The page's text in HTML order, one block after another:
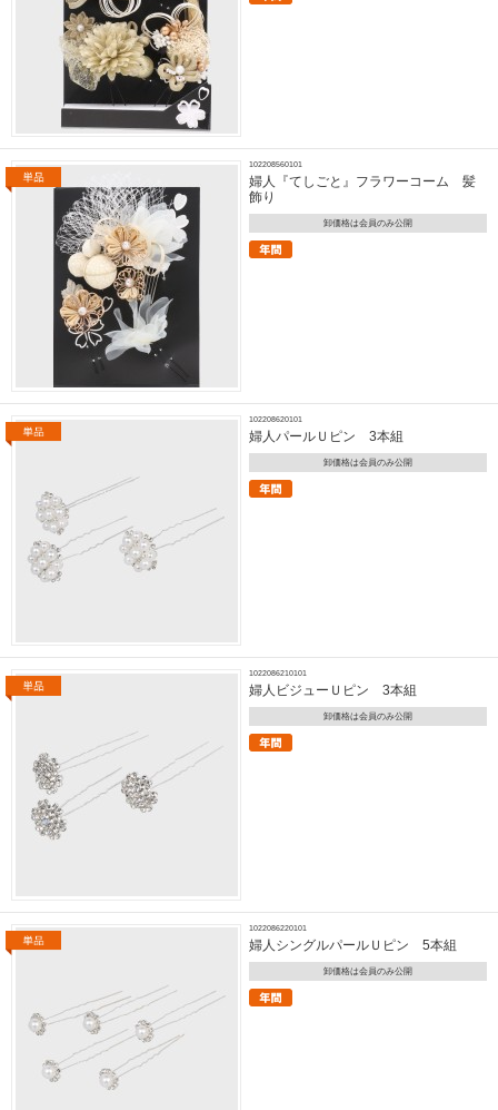
102208560101
婦人『てしごと』フラワーコーム 髪
飾り
卸価格は会員のみ公開
102208620101
婦人パールＵピン 3本組
卸価格は会員のみ公開
1022086210101
婦人ビジューＵピン 3本組
卸価格は会員のみ公開
1022086220101
婦人シングルパールＵピン 5本組
卸価格は会員のみ公開